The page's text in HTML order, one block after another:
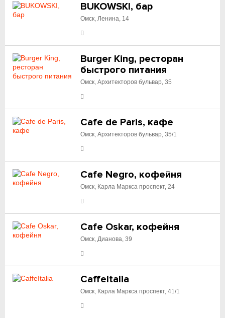
BUKOWSKI, бар
Омск, Ленина, 14
Burger King, ресторан
быстрого питания
Омск, Архитекторов бульвар, 35
Cafe de Paris, кафе
Омск, Архитекторов бульвар, 35/1
Cafe Negro, кофейня
Омск, Карла Маркса проспект, 24
Cafe Oskar, кофейня
Омск, Дианова, 39
CaffeItalia
Омск, Карла Маркса проспект, 41/1